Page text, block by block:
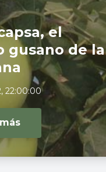
el
gusano de la
22:00:00